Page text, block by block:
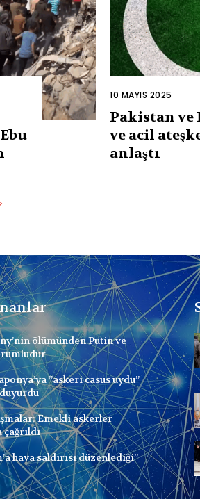
10 MAYIS 2025
Pakistan
ve acil
anlaştı
ölümünden Putin ve
”askeri casus uydu”
Emekli askerler
hava saldırısı düzenlediği”